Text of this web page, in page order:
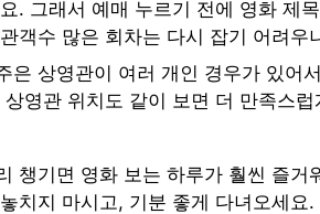
. 그래서 예매 누르기 전에 영화 제
객수 많은 회차는 다시 잡기 어려우
은 상영관이 여러 개인 경우가 있어
영관 위치도 같이 보면 더 만족스
챙기면 영화 보는 하루가 훨씬 즐거
치지 마시고, 기분 좋게 다녀오세요.